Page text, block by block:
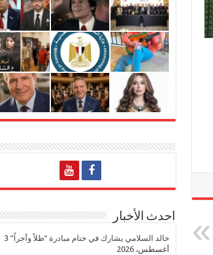
احدث الأخبار
خالد السلامي يشارك في ختام مبادرة “ظلاً وأجراً” 3
أغسطس، 2026